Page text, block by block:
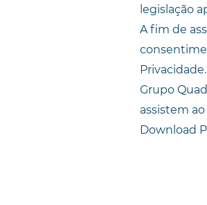
legislação
A fim de
Grupo
assistem
Download